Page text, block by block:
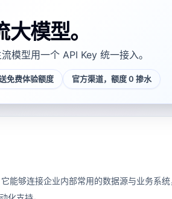
模型。
模型用一个 API Key 统一接入。
免费体验额度 官方渠道，额度 0 掺水
它能够连接企业内部常用的数据源与业务系